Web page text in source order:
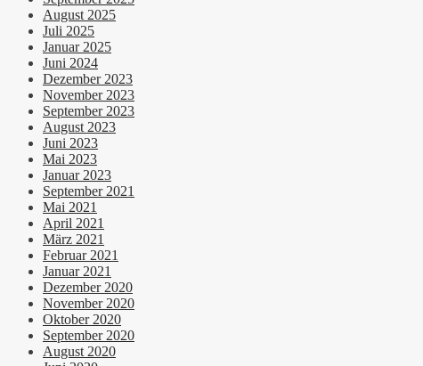
August 2025
Juli 2025
Januar 2025
Juni 2024
Dezember 2023
November 2023
September 2023
August 2023
Juni 2023
Mai 2023
Januar 2023
September 2021
Mai 2021
April 2021
März 2021
Februar 2021
Januar 2021
Dezember 2020
November 2020
Oktober 2020
September 2020
August 2020